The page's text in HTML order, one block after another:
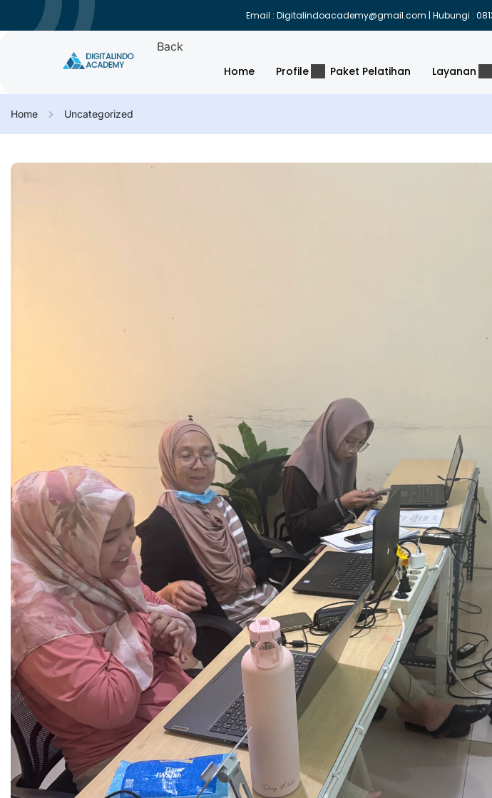
Email : Digitalindoacademy@gmail.com | Hubungi :
Back
Home
Profile Paket Pelatihan Layanan
Home Uncategorized